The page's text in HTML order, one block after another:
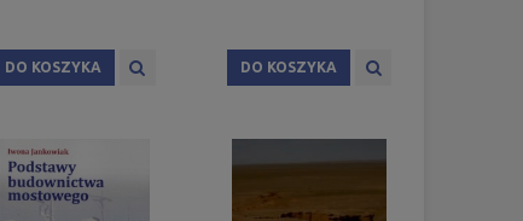
DO KOSZYKA DO KOSZYKA